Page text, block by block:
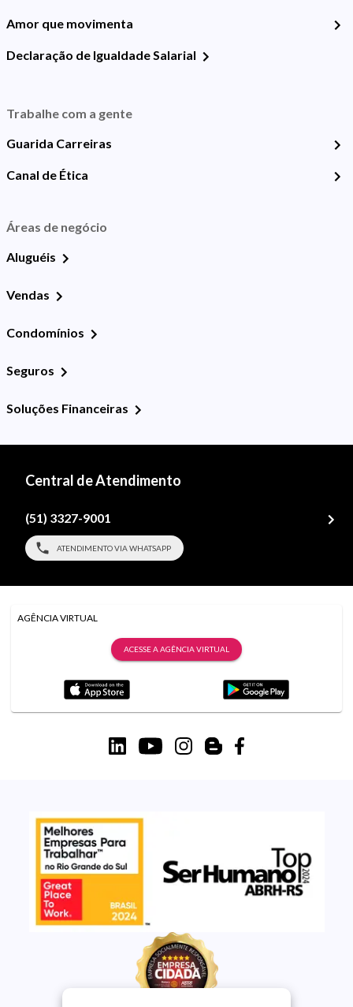
Amor que movimenta
Declaração de Igualdade Salarial
Trabalhe com a gente
Guarida Carreiras
Canal de Ética
Áreas de negócio
Aluguéis
Vendas
Condomínios
Seguros
Soluções Financeiras
Central de Atendimento
(51) 3327-9001
ATENDIMENTO VIA WHATSAPP
AGÊNCIA VIRTUAL
ACESSE A AGÊNCIA VIRTUAL